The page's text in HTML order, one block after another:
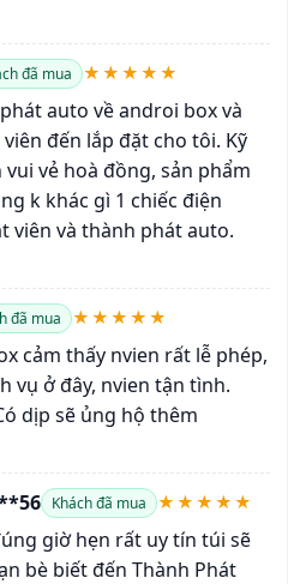
đã mua ★★★★★
auto về androi box và
đến lắp đặt cho tôi. Kỹ
vẻ hoà đồng, sản phẩm
k khác gì 1 chiếc điện
viên và thành phát auto.
đã mua ★★★★★
cảm thấy nvien rất lễ phép,
vụ ở đây, nvien tận tình.
dịp sẽ ủng hộ thêm
Khách đã mua ★★★★★
giờ hẹn rất uy tín túi sẽ
bè biết đến Thành Phát